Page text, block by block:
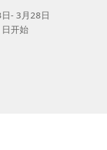
- 3月28日
开始